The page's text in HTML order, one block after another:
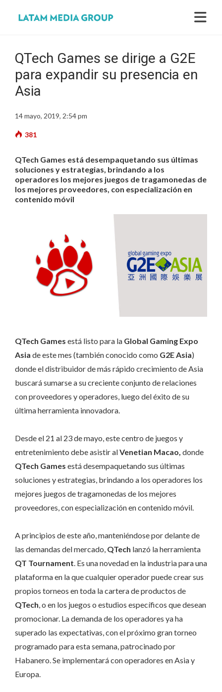
QTech Games se dirige a G2E
para expandir su presencia en
Asia
14 mayo, 2019, 2:54 pm
381
QTech Games está desempaquetando sus últimas
soluciones y estrategias, brindando a los
operadores los mejores juegos de tragamonedas de
los mejores proveedores, con especialización en
contenido móvil
QTech Games está listo para la Global Gaming Expo
Asia de este mes (también conocido como G2E Asia)
donde el distribuidor de más rápido crecimiento de Asia
buscará sumarse a su creciente conjunto de relaciones
con proveedores y operadores, luego del éxito de su
última herramienta innovadora.
Desde el 21 al 23 de mayo, este centro de juegos y
entretenimiento debe asistir alVenetian Macao, donde
QTech Games está desempaquetando sus últimas
soluciones y estrategias, brindando a los operadores los
mejores juegos de tragamonedas de los mejores
proveedores, con especialización en contenido móvil.
A principios de este año, manteniéndose por delante de
las demandas del mercado, QTech lanzó la herramienta
QT Tournament. Es una novedad en la industria para una
plataforma en la que cualquier operador puede crear sus
propios torneos en toda la cartera de productos de
QTech, o en los juegos o estudios específicos que desean
promocionar. La demanda de los operadores ya ha
superado las expectativas, con el próximo gran torneo
programado para esta semana, patrocinado por
Habanero. Se implementará con operadores en Asia y
Europa.